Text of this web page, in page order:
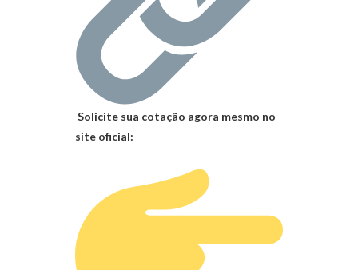
Solicite sua cotação agora mesmo no
site oficial: